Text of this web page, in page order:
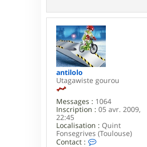
t
a
c
t
e
r
L
r
e
n
antilolo
Utagawiste gourou
Messages : 1064
Inscription : 05 avr. 2009,
22:45
Localisation : Quint
Fonsegrives (Toulouse)
Contact :